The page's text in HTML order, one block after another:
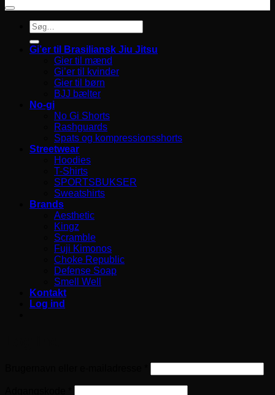
Søg
efter:
Gi’er til Brasiliansk Jiu Jitsu
Gier til mænd
Gi’er til kvinder
Gier til børn
BJJ bælter
No-gi
No Gi Shorts
Rashguards
Spats og kompressionsshorts
Streetwear
Hoodies
T-Shirts
SPORTSBUKSER
Sweatshirts
Brands
Aesthetic
Kingz
Scramble
Fuji Kimonos
Choke Republic
Defense Soap
Smell Well
Kontakt
Log ind